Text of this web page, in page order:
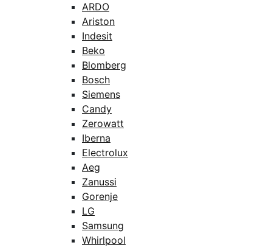
ARDO
Ariston
Indesit
Beko
Blomberg
Bosch
Siemens
Candy
Zerowatt
Iberna
Electrolux
Aeg
Zanussi
Gorenje
LG
Samsung
Whirlpool